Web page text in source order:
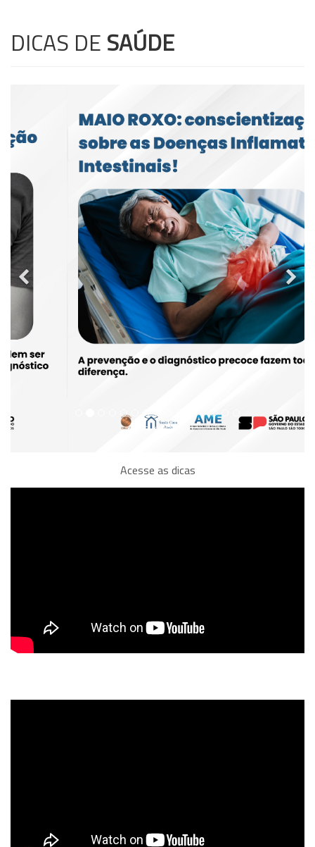
DICAS DE SAÚDE
Acesse as dicas